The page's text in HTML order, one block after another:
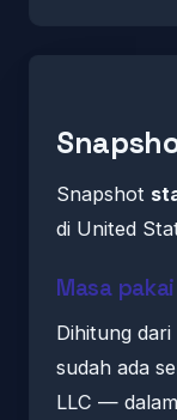
Snapshot
di United
Masa pakai
Dihitung
sudah ada
LLC —